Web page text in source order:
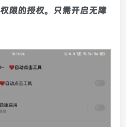
限的授权。只需开启无障